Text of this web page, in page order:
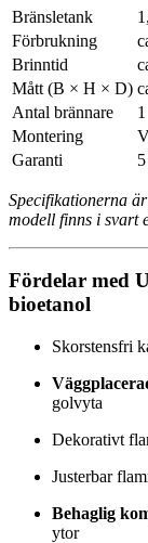
Bränsletank
Förbrukning
Brinntid
Mått (B × H × D)
Antal brännare
1
Montering
Garanti
Specifikationerna
modell finns i svart
Fördelar med
bioetanol
Skorstensfri
golvyta
Dekorativt
Justerbar
Behaglig
ytor